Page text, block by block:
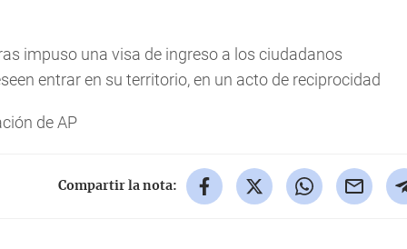
impuso una visa de ingreso a los ciudadanos
entrar en su territorio, en un acto de reciprocidad
de AP
Compartir la nota: